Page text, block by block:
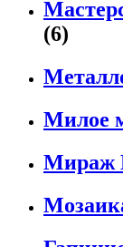
(6)
Милое
Мираж